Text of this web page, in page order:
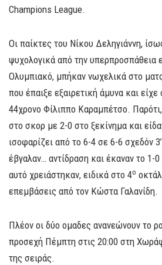
Champions League.
Οι παίκτες του Νίκου Δεληγιάννη,
ψυχολογικά από την υπερπροσπάθεια
Ολυμπιακό, μπήκαν νωχελικά στο
που έπαιξε εξαιρετική άμυνα και
44χρονο Φίλιππο Καραμπέτσο.
στο σκορ με 2-0 στο ξεκίνημα και
ισοφαρίζει από το 6-4 σε 6-6 σχεδόν
έβγαλαν… αντίδραση και έκαναν το 1-0
αυτό χρειάστηκαν, ειδικά στο 4ο
επεμβάσεις από τον Κώστα Γαλανίδη.
Πλέον οι δύο ομαδες ανανεώνουν το
προσεχή Πέμπτη στις 20:00 στη
της σειράς.